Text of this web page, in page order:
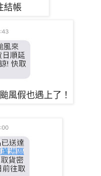
結帳
風假也遇上了！